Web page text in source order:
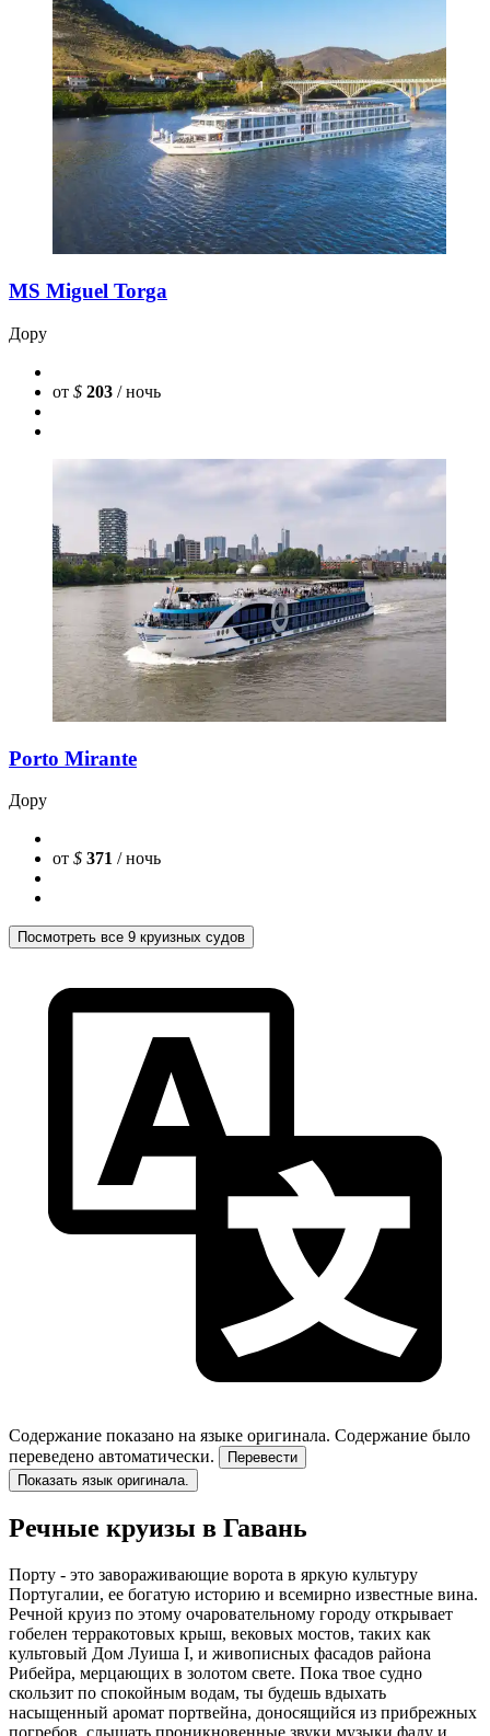
MS Miguel Torga
Дору
от $ 203 / ночь
Porto Mirante
Дору
от $ 371 / ночь
Посмотреть все 9 круизных судов
Содержание показано на языке оригинала. Содержание было
переведено автоматически.
Перевести
Показать язык оригинала.
Речные круизы в Гавань
Порту - это завораживающие ворота в яркую культуру
Португалии, ее богатую историю и всемирно известные вина.
Речной круиз по этому очаровательному городу открывает
гобелен терракотовых крыш, вековых мостов, таких как
культовый Дом Луиша I, и живописных фасадов района
Рибейра, мерцающих в золотом свете. Пока твое судно
скользит по спокойным водам, ты будешь вдыхать
насыщенный аромат портвейна, доносящийся из прибрежных